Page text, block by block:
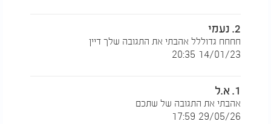
2. נעמי
חחחח גדוללל אהבתי את התגובה שלך דיין
14/01/23 20:35
1. א.ל
אהבתי את התגובה של שתכם
29/05/26 17:59